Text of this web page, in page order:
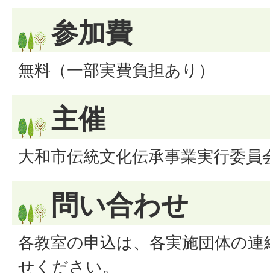
参加費
無料（一部実費負担あり）
主催
大和市伝統文化伝承事業実行委員
問い合わせ
各教室の申込は、各実施団体の
せください。